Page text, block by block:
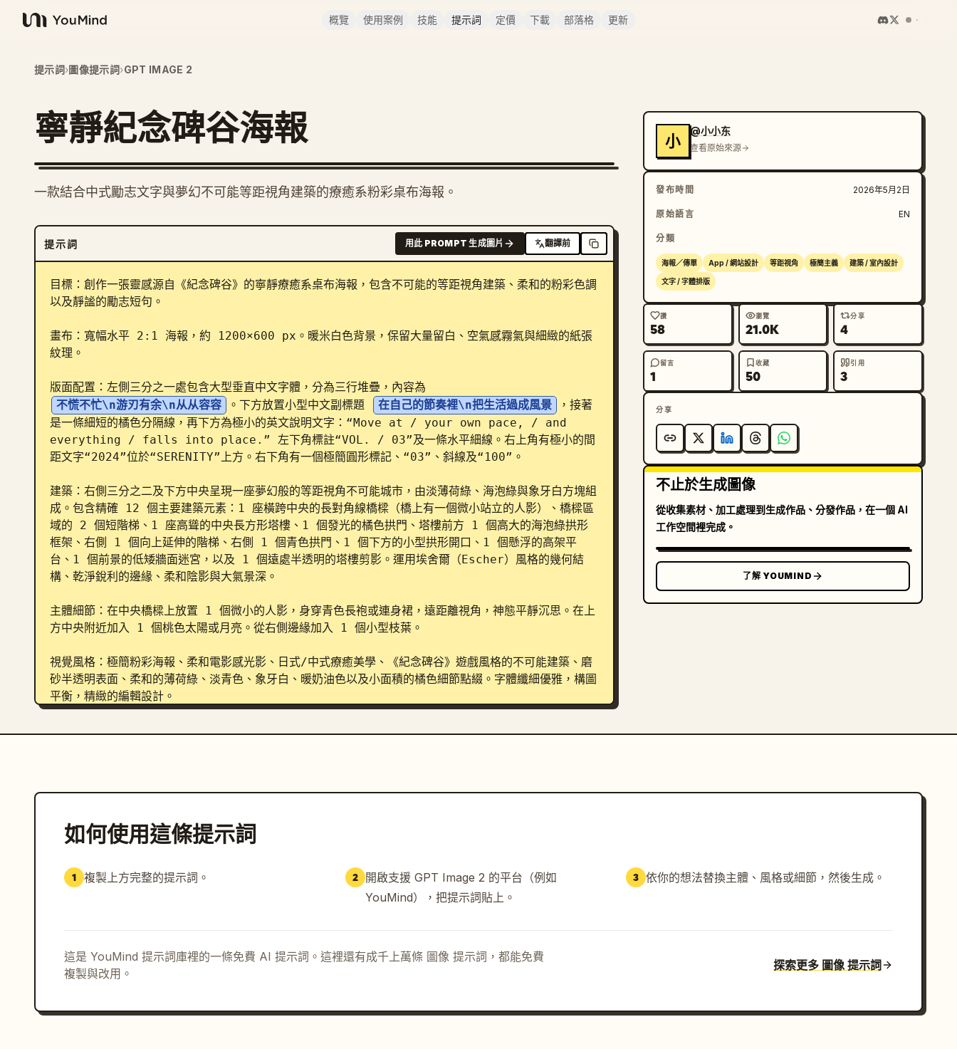
YouMind
概覽 使用案例 技能 提示詞 定價 下載 部落格 更新
提示詞›圖像提示詞›GPT IMAGE 2
寧靜紀念碑谷海報
一款結合中式勵志文字與夢幻不可能等距視角建築的療癒系粉彩桌布海報。
提示詞 用此 PROMPT 生成圖片 翻譯前
目標：創作一張靈感源自《紀念碑谷》的寧靜療癒系桌布海報，包含不可能的等距視角建築、柔和的粉彩色調
以及靜謐的勵志短句。
畫布：寬幅水平 2:1 海報，約 1200×600 px。暖米白色背景，保留大量留白、空氣感霧氣與細緻的紙張
紋理。
版面配置：左側三分之一處包含大型垂直中文字體，分為三行堆疊，內容為
不慌不忙\n游刃有余\n从从容容
。下方放置小型中文副標題 在自己的節奏裡\n把生活過成風景
，接著
是一條細短的橘色分隔線，再下方為極小的英文說明文字：“Move at / your own pace, / and
everything / falls into place.” 左下角標註“VOL. / 03”及一條水平細線。右上角有極小的間
距文字“2024”位於“SERENITY”上方。右下角有一個極簡圓形標記、“03”、斜線及“100”。
建築：右側三分之二及下方中央呈現一座夢幻般的等距視角不可能城市，由淡薄荷綠、海泡綠與象牙白方塊組
成。包含精確 12 個主要建築元素：1 座橫跨中央的長對角線橋樑（橋上有一個微小站立的人影）、橋樑區
域的 2 個短階梯、1 座高聳的中央長方形塔樓、1 個發光的橘色拱門、塔樓前方 1 個高大的海泡綠拱形
框架、右側 1 個向上延伸的階梯、右側 1 個青色拱門、1 個下方的小型拱形開口、1 個懸浮的高架平
台、1 個前景的低矮牆面迷宮，以及 1 個遠處半透明的塔樓剪影。運用埃舍爾（Escher）風格的幾何結
構、乾淨銳利的邊緣、柔和陰影與大氣景深。
主體細節：在中央橋樑上放置 1 個微小的人影，身穿青色長袍或連身裙，遠距離視角，神態平靜沉思。在上
方中央附近加入 1 個桃色太陽或月亮。從右側邊緣加入 1 個小型枝葉。
視覺風格：極簡粉彩海報、柔和電影感光影、日式/中式療癒美學、《紀念碑谷》遊戲風格的不可能建築、磨
砂半透明表面、柔和的薄荷綠、淡青色、象牙白、暖奶油色以及小面積的橘色細節點綴。字體纖細優雅，構圖
平衡，精緻的編輯設計。
限制：保持氛圍寧靜且具空間感。請勿添加額外角色、交通工具、商標或雜亂元素。保留精確的可見文字層級
小
@小小东
查看原始來源
發布時間 2026年5月2日
原始語言 EN
分類
海報／傳單 App / 網站設計 等距視角 極簡主義 建築 / 室內設計
文字 / 字體排版
讚
58
瀏覽
21.0K
分享
4
留言
1
收藏
50
引用
3
分享
不止於生成圖像
從收集素材、加工處理到生成作品、分發作品，在一個 AI
工作空間裡完成。
了解 YOUMIND
如何使用這條提示詞
1 複製上方完整的提示詞。 2 開啟支援 GPT Image 2 的平台（例如
YouMind），把提示詞貼上。
3 依你的想法替換主體、風格或細節，然後生成。
這是 YouMind 提示詞庫裡的一條免費 AI 提示詞。這裡還有成千上萬條 圖像 提示詞，都能免費
複製與改用。
探索更多 圖像 提示詞